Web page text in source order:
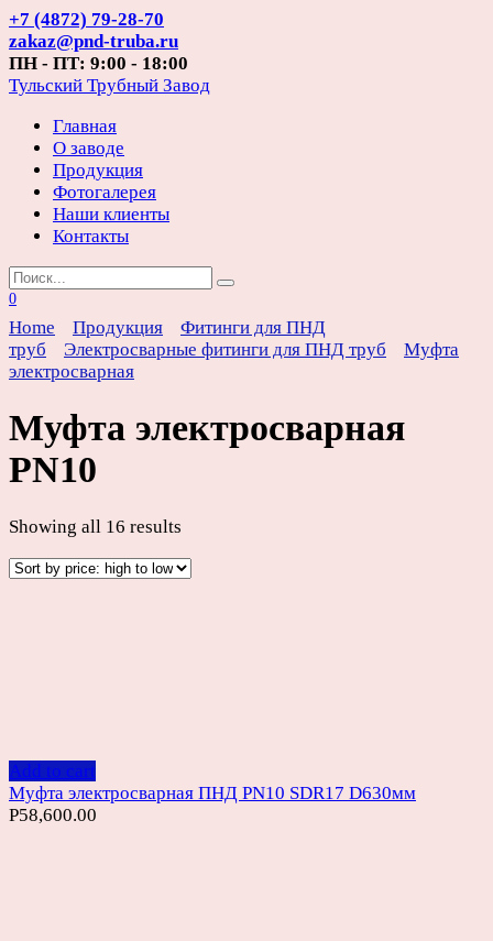
Перейти
к
содержанию
+7 (4872) 79-28-70
zakaz@pnd-truba.ru
ПН - ПТ: 9:00 - 18:00
Тульский Трубный Завод
Главная
О заводе
Продукция
Фотогалерея
Наши клиенты
Контакты
Search
for:
0
Home Продукция
Фитинги для ПНД
труб
Электросварные фитинги для ПНД труб
Муфта
электросварная
Муфта электросварная
PN10
Showing all 16 results
Add to cart
Муфта электросварная ПНД PN10 SDR17 D630мм
Р58,600.00